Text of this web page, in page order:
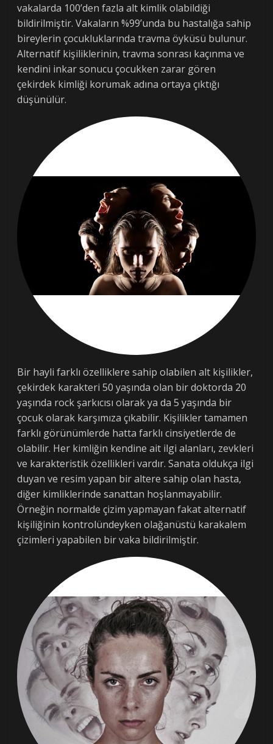
vakalarda 100’den fazla alt kimlik olabildiği
bildirilmiştir. Vakaların %99’unda bu hastalığa sahip
bireylerin çocukluklarında travma öyküsü bulunur.
Alternatif kişiliklerinin, travma sonrası kaçınma ve
kendini inkar sonucu çocukken zarar gören
çekirdek kimliği korumak adına ortaya çıktığı
düşünülür.
Bir hayli farklı özelliklere sahip olabilen alt kişilikler,
çekirdek karakteri 50 yaşında olan bir doktorda 20
yaşında rock şarkıcısı olarak ya da 5 yaşında bir
çocuk olarak karşımıza çıkabilir. Kişilikler tamamen
farklı görünümlerde hatta farklı cinsiyetlerde de
olabilir. Her kimliğin kendine ait ilgi alanları, zevkleri
ve karakteristik özellikleri vardır. Sanata oldukça ilgi
duyan ve resim yapan bir altere sahip olan hasta,
diğer kimliklerinde sanattan hoşlanmayabilir.
Örneğin normalde çizim yapmayan fakat alternatif
kişiliğinin kontrolündeyken olağanüstü karakalem
çizimleri yapabilen bir vaka bildirilmiştir.